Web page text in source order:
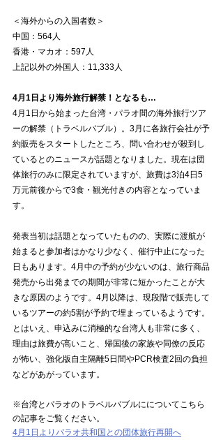
＜海外からの入国者数＞
中国：564人
香港・マカオ：597人
上記以外の外国人：11,333人
4月1日より海外旅行解禁！となるも…
4月1日から始まった台湾・パラオ間の海外旅行ツア
ーの解禁（トラベルバブル）。3月に各旅行会社が予
約販売をスタートしたところ、問い合わせが殺到し
ているとのニュースが話題となりました。現在は団
体旅行のみに限定されていますが、旅費は3泊4日5
万元前後からで3食・観光付きの内容となっていま
す。
発表当初は話題となっていたものの、実際に渡航が
始まると参加者はかなり少なく、催行中止になった
日もあります。4月中の予約が少ないのは、旅行商品
発売から出発までの期間が非常に短かったことが大
きな原因のようです。4月以降は、現段階で販売して
いるツアーの約5割が予約で埋まっているようです。
とはいえ、申込みに消極的な台湾人も非常に多く、
理由は旅費が高いこと、帰国後の家族や同僚の反応
が怖い、強化版自主隔離5日間やPCR検査2回の負担
などがあがっています。
※台湾とパラオのトラベルバブルにについてこちら
の記事をご覧ください。
4月1日よりパラオ共和国との団体旅行再開へ